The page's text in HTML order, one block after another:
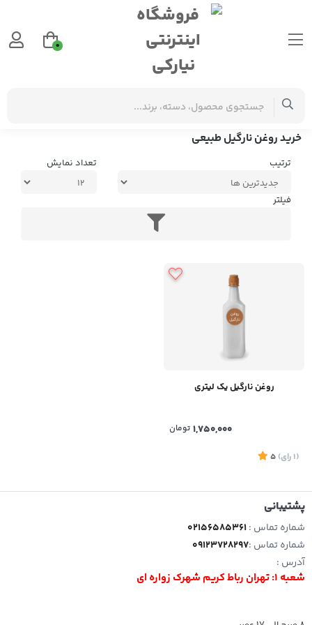
برچسب‌ها خرید روغن نارگیل طبیعی
خرید روغن نارگیل طبیعی
ترتیب تعداد نمایش
فیلتر
روغن نارگیل یک لیتری
1,750,000 تومان
(1 رای)
5
پشتیبانی
شماره تماس :02156585361
شماره تماس :09123728297
آدرس :
شعبه 1: تهران رباط کریم شهرک زواره ای
0